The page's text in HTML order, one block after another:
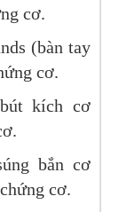
cơ.
(bàn tay
cơ.
kích cơ
bắn cơ
cơ.